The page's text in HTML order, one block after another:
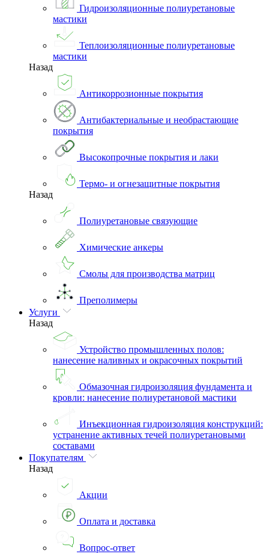
Гидроизоляционные полиуретановые
мастики
Теплоизоляционные полиуретановые
мастики
Назад
Антикоррозионные покрытия
Антибактериальные и необрастающие
покрытия
Высокопрочные покрытия и лаки
Термо- и огнезащитные покрытия
Назад
Полиуретановые связующие
Химические анкеры
Смолы для производства матриц
Преполимеры
Услуги
Назад
Устройство промышленных полов:
нанесение наливных и окрасочных покрытий
Обмазочная гидроизоляция фундамента и
кровли: нанесение полиуретановой мастики
Инъекционная гидроизоляция конструкций:
устранение активных течей полиуретановыми
составами
Покупателям
Назад
Акции
Оплата и доставка
Вопрос-ответ